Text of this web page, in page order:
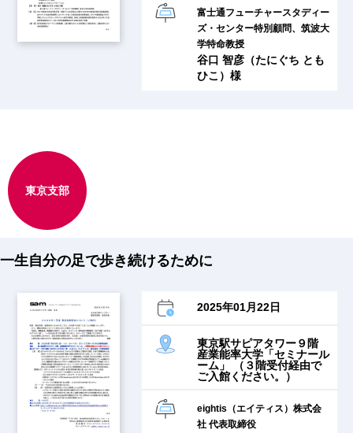
富士通フューチャースタディー
ズ・センター特別顧問、筑波大
学特命教授
谷口 智彦（たにぐち とも
ひこ）様
東京支部
一生自分の足で歩き続けるために
2025年01月22日
東京駅サピアタワー９階
産業能率大学「セミナール
ーム」 （３階受付経由で
ご入館ください。）
eightis（エイティス）株式会
社 代表取締役